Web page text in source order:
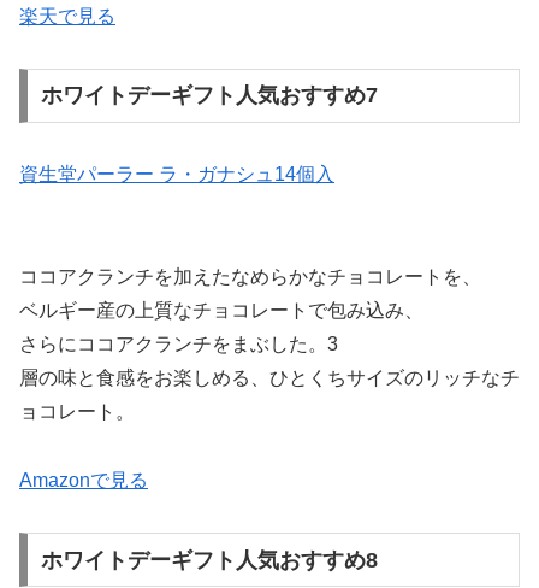
楽天で見る
ホワイトデーギフト人気おすすめ7
資生堂パーラー ラ・ガナシュ14個入
ココアクランチを加えたなめらかなチョコレートを、
ベルギー産の上質なチョコレートで包み込み、
さらにココアクランチをまぶした。3
層の味と食感をお楽しめる、ひとくちサイズのリッチなチ
ョコレート。
Amazonで見る
ホワイトデーギフト人気おすすめ8